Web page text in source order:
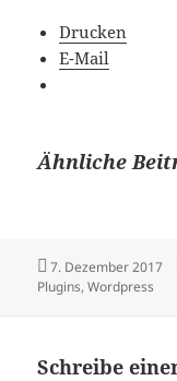
Drucken
E-Mail
Ähnliche
Veröffentlicht
am
7. Dezember 2017
Plugins,Wordpress
Schreibe